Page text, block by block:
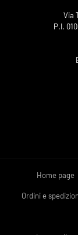
Via
P.I.
Home page
Ordini e